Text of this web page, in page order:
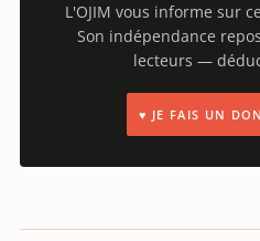
L'OJIM vous informe sur
Son indépendance
lecteurs —
♥ JE FAIS UN